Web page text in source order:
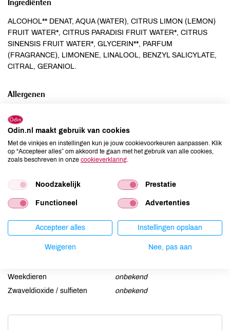
Ingrediënten
ALCOHOL** DENAT, AQUA (WATER), CITRUS LIMON (LEMON)
FRUIT WATER*, CITRUS PARADISI FRUIT WATER*, CITRUS
SINENSIS FRUIT WATER*, GLYCERIN**, PARFUM
(FRAGRANCE), LIMONENE, LINALOOL, BENZYL SALICYLATE,
CITRAL, GERANIOL.
Allergenen
Aardnoten
Ei
onbekend
Gluten
onbekend
Lactose
onbekend
Mosterd
onbekend
Noten
onbekend
Schaaldieren
onbekend
Selderij
onbekend
Sesam
onbekend
Weekdieren
onbekend
Zwaveldioxide / sulfieten
onbekend
Odin.nl maakt gebruik van cookies
Met de vinkjes en instellingen kun je jouw cookievoorkeuren aanpassen. Klik
op “Accepteer alles” om akkoord te gaan met het gebruik van alle cookies,
zoals beschreven in onze cookieverklaring
Noodzakelijk Prestatie
Functioneel Advertenties
Accepteer alles Instellingen opslaan
Weigeren Nee, pas aan